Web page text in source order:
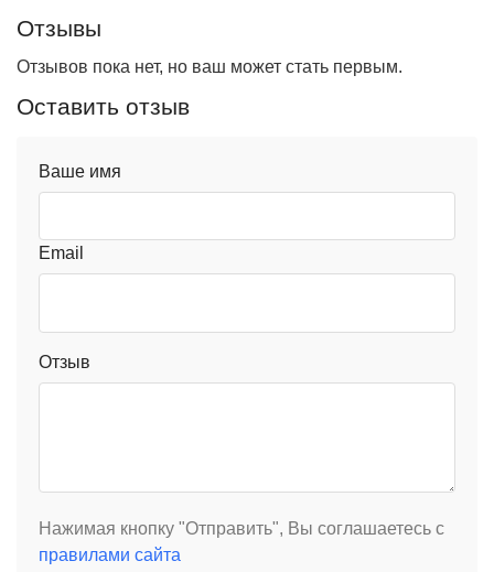
Отзывы
Отзывов пока нет, но ваш может стать первым.
Оставить отзыв
Ваше имя
Email
Отзыв
Нажимая кнопку "Отправить", Вы соглашаетесь с
правилами сайта